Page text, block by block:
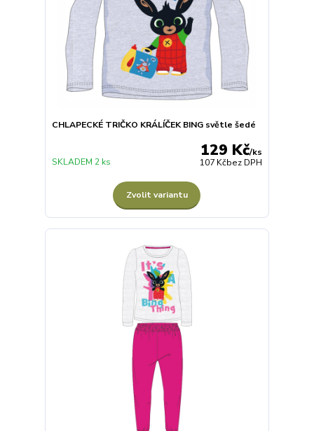
CHLAPECKÉ TRIČKO KRÁLÍČEK BING světle šedé
129 Kč/ks
107 Kčbez DPH
SKLADEM 2 ks
Zvolit variantu